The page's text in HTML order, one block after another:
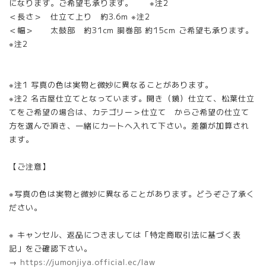
になります。ご希望も承ります。 ※注2
＜長さ＞ 仕立て上り 約3.6m ※注2
＜幅＞ 太鼓部 約31cm 胴巻部 約15cm ご希望も承ります。
※注2
※注1 写真の色は実物と微妙に異なることがあります。
※注2 名古屋仕立てとなっています。開き（鏡）仕立て、松葉仕立
てをご希望の場合は、カテゴリー＞仕立て からご希望の仕立て
方を選んで頂き、一緒にカートへ入れて下さい。差額が加算され
ます。
【ご注意】
※写真の色は実物と微妙に異なることがあります。どうぞご了承く
ださい。
※ キャンセル、返品につきましては「特定商取引法に基づく表
記」をご確認下さい。
→ https://jumonjiya.official.ec/law